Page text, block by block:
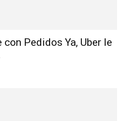
con Pedidos Ya, Uber le